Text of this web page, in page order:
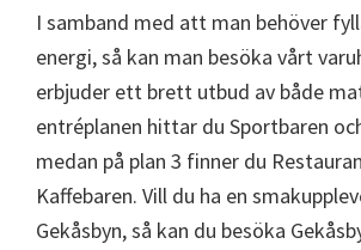
I samband med att man behöver
energi, så kan man besöka vårt
erbjuder ett brett utbud av både
entréplanen hittar du Sportbaren
medan på plan 3 finner du
Kaffebaren. Vill du ha en
Gekåsbyn, så kan du besöka